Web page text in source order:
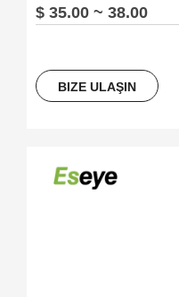
$ 35.00 ~ 38.00
BIZE ULAŞIN